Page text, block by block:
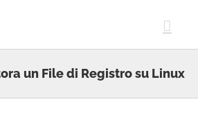
un File di Registro su Linux